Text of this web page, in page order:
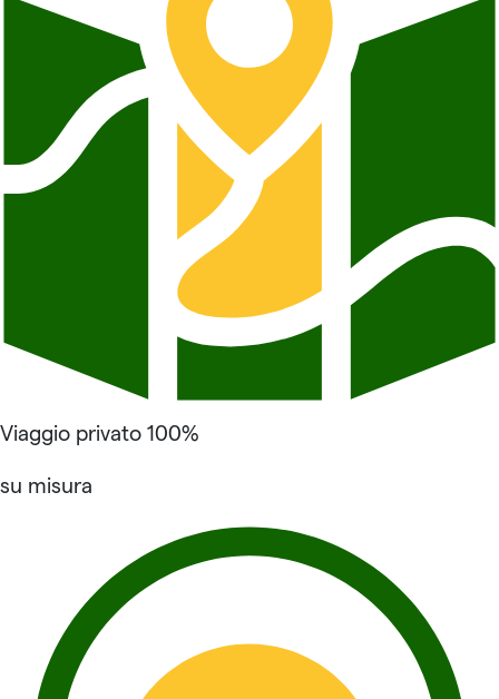
Viaggio privato 100%
su misura